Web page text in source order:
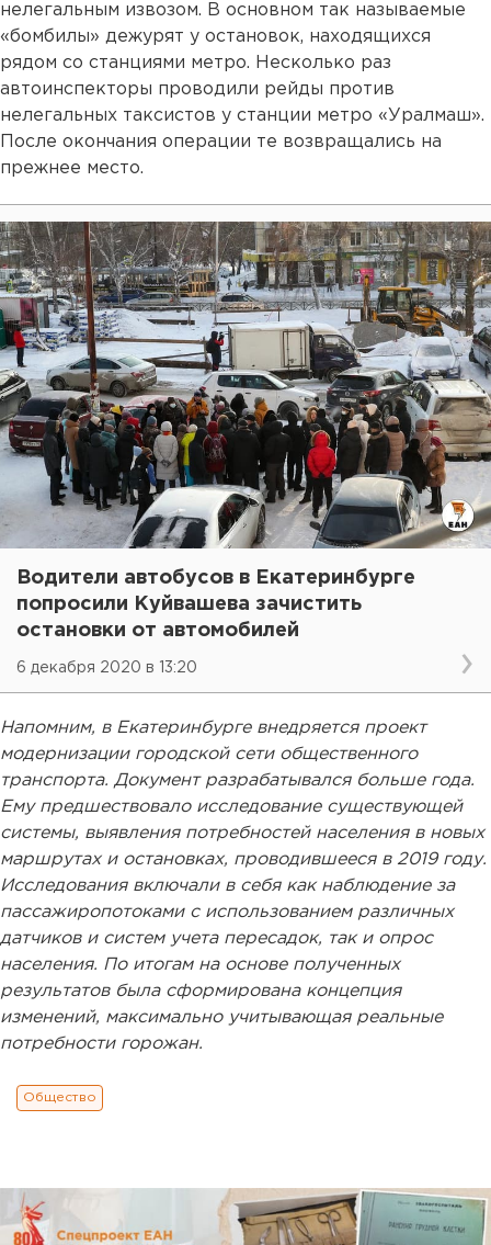
нелегальным извозом. В основном так называемые
«бомбилы» дежурят у остановок, находящихся
рядом со станциями метро. Несколько раз
автоинспекторы проводили рейды против
нелегальных таксистов у станции метро «Уралмаш».
После окончания операции те возвращались на
прежнее место.
Водители автобусов в Екатеринбурге
попросили Куйвашева зачистить
остановки от автомобилей
6 декабря 2020 в 13:20
Напомним, в Екатеринбурге внедряется проект
модернизации городской сети общественного
транспорта. Документ разрабатывался больше года.
Ему предшествовало исследование существующей
системы, выявления потребностей населения в новых
маршрутах и остановках, проводившееся в 2019 году.
Исследования включали в себя как наблюдение за
пассажиропотоками с использованием различных
датчиков и систем учета пересадок, так и опрос
населения. По итогам на основе полученных
результатов была сформирована концепция
изменений, максимально учитывающая реальные
потребности горожан.
Общество